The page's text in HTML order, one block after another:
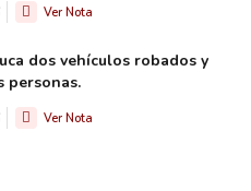
Ver Nota
dos vehículos robados y
personas.
Ver Nota